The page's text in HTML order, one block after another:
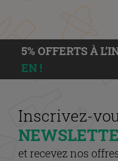
5% OFFERTS À
EN !
Inscrivez-
et recevez nos